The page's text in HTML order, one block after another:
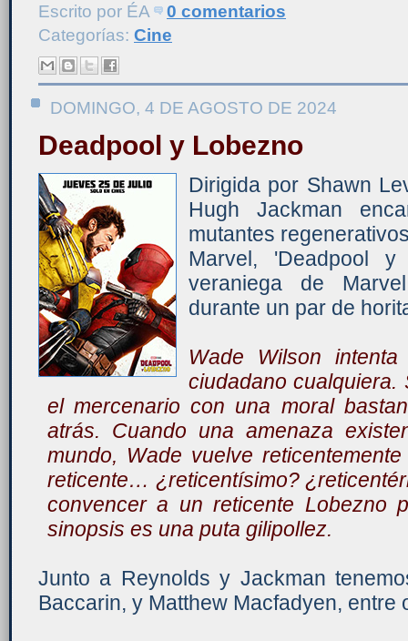
Escrito por ÉA
0 comentarios
Categorías: Cine
DOMINGO, 4 DE AGOSTO DE 2024
Deadpool y Lobezno
Dirigida por Shawn
Hugh Jackman
mutantes
Marvel, 'Deadpool
veraniega de
durante un par de
Wade Wilson
ciudadano cualquiera.
el mercenario con una moral
atrás. Cuando una amenaza
mundo, Wade vuelve
reticente… ¿reticentísimo?
convencer a un reticente Lobezno
sinopsis es una puta gilipollez.
Junto a Reynolds y Jackman
Baccarin, y Matthew Macfadyen, entre